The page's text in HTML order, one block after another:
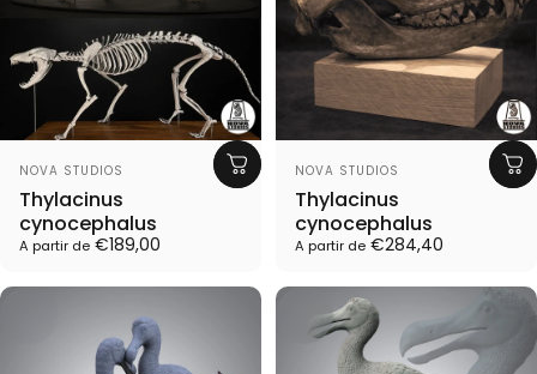
Proveedor:
NOVA STUDIOS
Thylacinus
cynocephalus
A partir de €189,00
Proveedor:
NOVA STUDIOS
Thylacinus
cynocephalus
A partir de €284,40